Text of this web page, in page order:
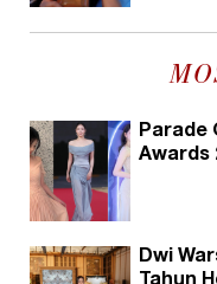
Parade
Awards
Dwi